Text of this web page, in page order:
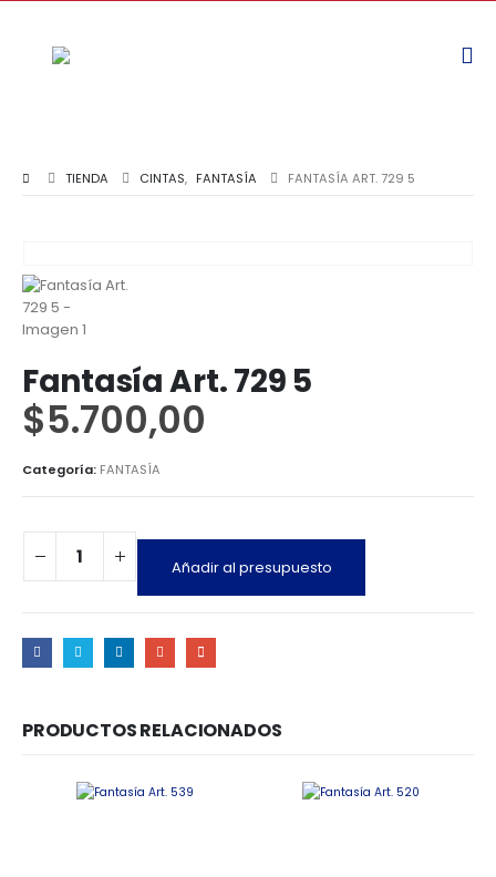
TIENDA CINTAS, FANTASÍA FANTASÍA ART. 729 5
Fantasía Art. 729 5
$5.700,00
Categoría: FANTASÍA
Añadir al presupuesto
PRODUCTOS RELACIONADOS